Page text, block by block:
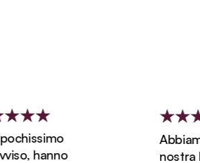
hanno
nostra